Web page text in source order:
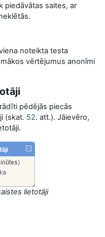
piedāvātas saites, ar
noteikta testa
vērtējumus anonīmi
pēdējās piecās
(skat. 52. att.). Jāievēro,
lietotāji